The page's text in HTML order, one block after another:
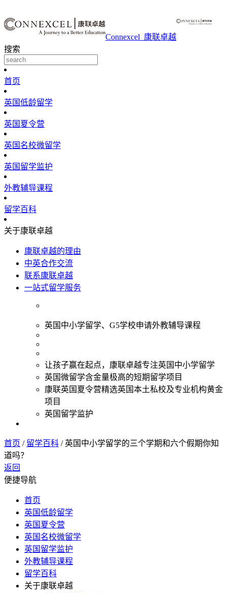
Connexcel_康联卓越
搜索
首页
英国低龄留学
英国夏令营
英国名校微留学
英国留学监护
外教辅导课程
留学百科
关于康联卓越
康联卓越的理由
中英合作交流
联系康联卓越
一站式留学服务
英国中小学留学、G5学校申请外教辅导课程
让孩子赢在起点，康联卓越专注英国中小学留学
英国微留学含金量极高的短期留学项目
康联英国夏令营精选英国本土私校及专业机构黄金
项目
英国留学监护
首页 / 留学百科 / 英国中小学留学的三个学期和六个假期你知
道吗？
返回
便捷导航
首页
英国低龄留学
英国夏令营
英国名校微留学
英国留学监护
外教辅导课程
留学百科
关于康联卓越